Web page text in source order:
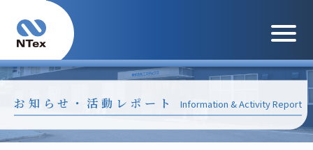
メニュ
お知らせ・活動レポート Information & Activity Report